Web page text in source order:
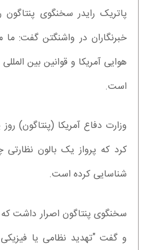
پاتریک رایدر سخنگوی
خبرنگاران در واشنگتن گفت:
هوایی آمریکا و قوانین بین
است.
وزارت دفاع آمریکا (پنتاگون)
کرد که پرواز یک بالون نظارتی
شناسایی کرده است.
سخنگوی پنتاگون اصرار داشت
و گفت "تهدید نظامی یا